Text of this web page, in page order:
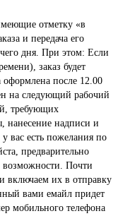
отметку «в
и передача его
дня. При этом: Если
заказ будет
после 12.00
на следующий рабочий
требующих
нанесение надписи и
вас есть пожелания по
предварительно
возможности. Почти
включаем их в отправку
вами емайл придет
мобильного телефона